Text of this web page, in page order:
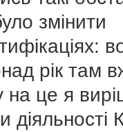
змінити
рік там
на це я
діяльності